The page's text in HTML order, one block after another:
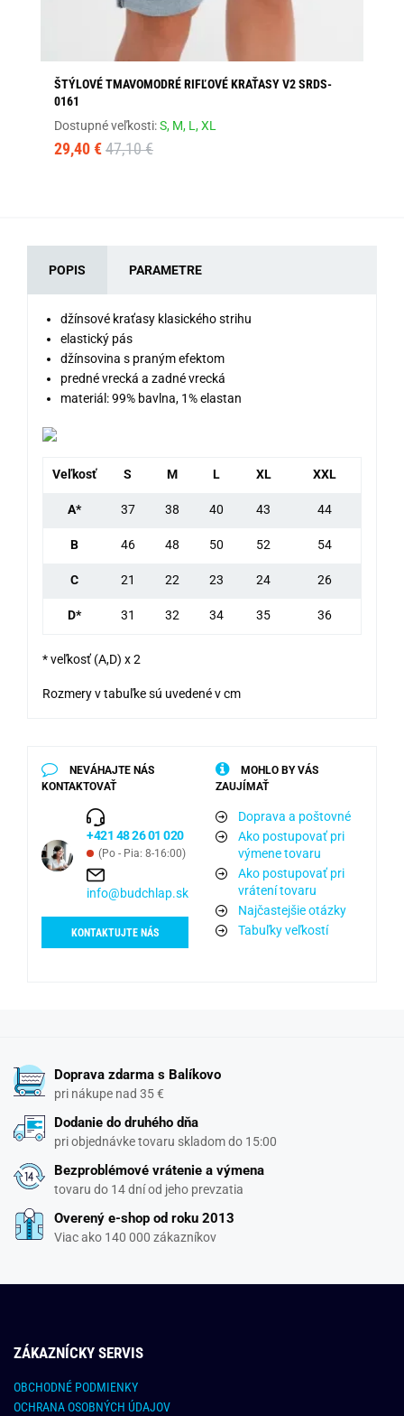
ŠTÝLOVÉ TMAVOMODRÉ RIFĽOVÉ KRAŤASY V2 SRDS-
0161
Dostupné veľkosti:S, M, L,XL
29,40 € 47,10 €
POPIS PARAMETRE
džínsové kraťasy klasického strihu
elastický pás
džínsovina s praným efektom
predné vrecká a zadné vrecká
materiál: 99% bavlna, 1% elastan
Veľkosť S M L XL XXL
A* 37 38 40 43 44
B 46 48 50 52 54
C 21 22 23 24 26
D* 31 32 34 35 36
* veľkosť (A,D) x 2
Rozmery v tabuľke sú uvedené v cm
NEVÁHAJTE NÁS
KONTAKTOVAŤ
+421 48 26 01 020
(Po - Pia: 8-16:00)
info@budchlap.sk
KONTAKTUJTE NÁS
MOHLO BY VÁS
ZAUJÍMAŤ
Doprava a poštovné
Ako postupovať pri
výmene tovaru
Ako postupovať pri
vrátení tovaru
Najčastejšie otázky
Tabuľky veľkostí
Doprava zdarma s Balíkovo
pri nákupe nad 35 €
Dodanie do druhého dňa
pri objednávke tovaru skladom do 15:00
Bezproblémové vrátenie a výmena
tovaru do 14 dní od jeho prevzatia
Overený e-shop od roku 2013
Viac ako 140 000 zákazníkov
ZÁKAZNÍCKY SERVIS
OBCHODNÉ PODMIENKY
OCHRANA OSOBNÝCH ÚDAJOV